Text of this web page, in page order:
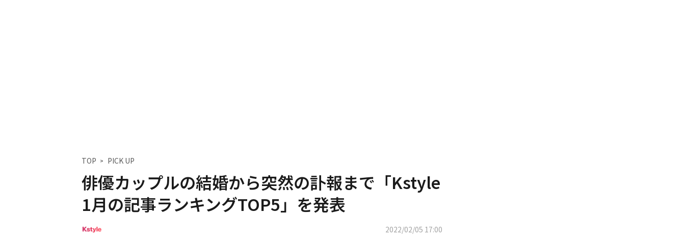
TOP PICK UP
俳優カップルの結婚から突然の訃報まで「Kstyle
1月の記事ランキングTOP5」を発表
2022/02/05 17:00